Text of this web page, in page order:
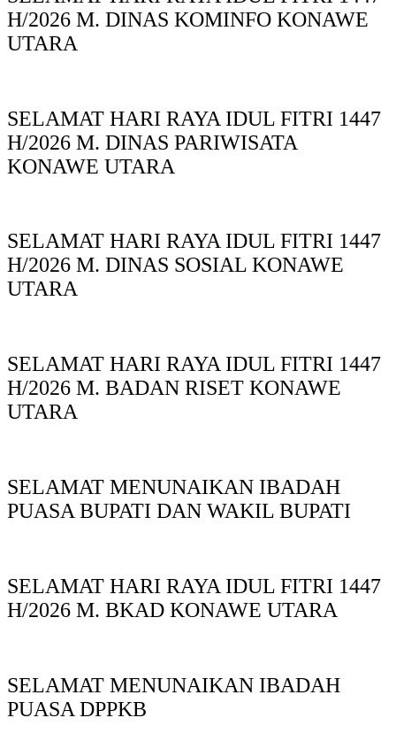
H/2026 M. DINAS KOMINFO KONAWE
UTARA
SELAMAT HARI RAYA IDUL FITRI 1447
H/2026 M. DINAS PARIWISATA
KONAWE UTARA
SELAMAT HARI RAYA IDUL FITRI 1447
H/2026 M. DINAS SOSIAL KONAWE
UTARA
SELAMAT HARI RAYA IDUL FITRI 1447
H/2026 M. BADAN RISET KONAWE
UTARA
SELAMAT MENUNAIKAN IBADAH
PUASA BUPATI DAN WAKIL BUPATI
SELAMAT HARI RAYA IDUL FITRI 1447
H/2026 M. BKAD KONAWE UTARA
SELAMAT MENUNAIKAN IBADAH
PUASA DPPKB